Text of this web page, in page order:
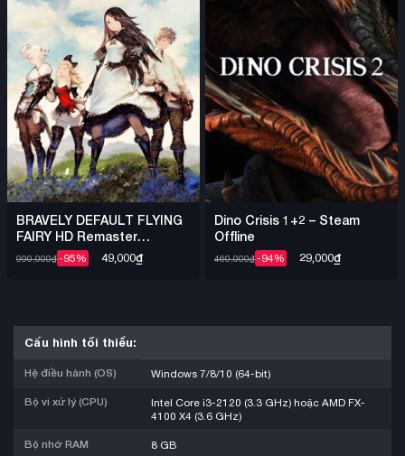
BRAVELY DEFAULT FLYING
FAIRY HD Remaster
DENUVO – Steam Offline
990,000₫-95% 49,000₫
Dino Crisis 1+2 – Steam
Offline
460,000₫-94% 29,000₫
Cấu hình tối thiểu:
Hệ điều hành (OS) Windows 7/8/10 (64-bit)
Bộ vi xử lý (CPU)
Intel Core i3-2120 (3.3 GHz) hoặc AMD FX-
4100 X4 (3.6 GHz)
Bộ nhớ RAM 8 GB